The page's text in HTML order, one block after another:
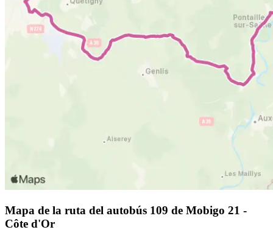
Mapa de la ruta del autobús 109 de Mobigo 21 -
Côte d'Or